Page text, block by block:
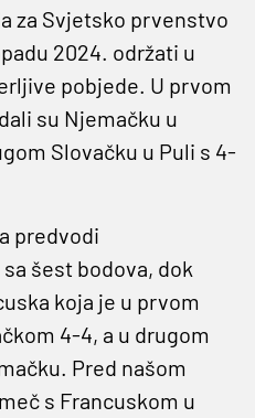
za Svjetsko prvenstvo
2024. održati u
pobjede. U prvom
su Njemačku u
Slovačku u Puli s 4-
predvodi
šest bodova, dok
koja je u prvom
4-4, a u drugom
Pred našom
s Francuskom u